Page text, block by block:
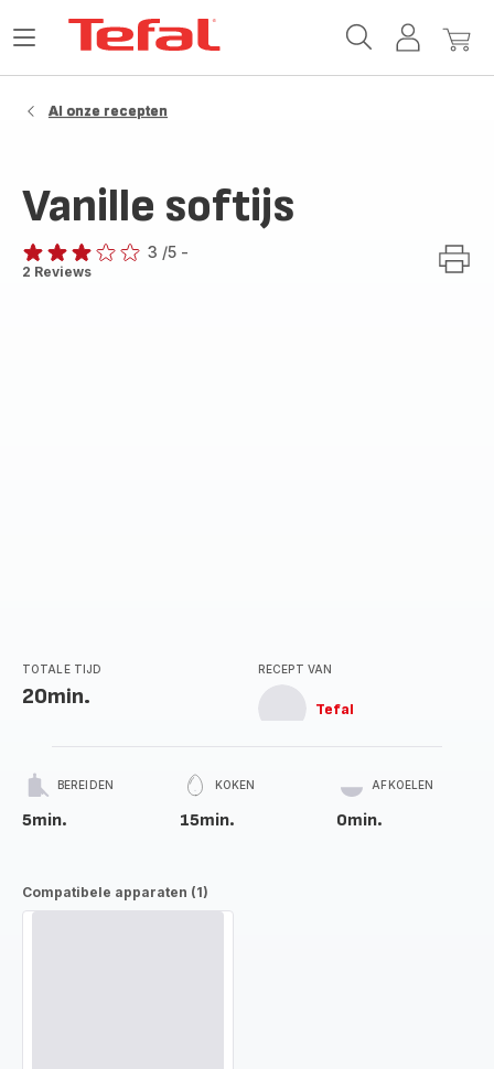
MijnMijn
Open
Al onze recepten
Vanille softijs
Beoordeling
3 /5 -
2 Reviews
TOTALE TIJD
20min.
RECEPT VAN
Tefal
BEREIDEN
5min.
KOKEN
15min.
AFKOELEN
0min.
Compatibele apparaten (1)